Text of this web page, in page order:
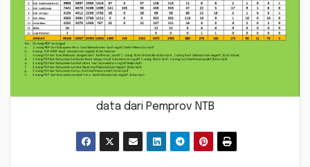
data dari Pemprov NTB